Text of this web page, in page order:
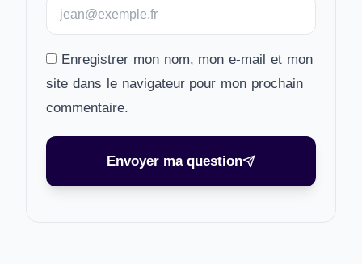
Enregistrer mon nom, mon e-mail et mon
site dans le navigateur pour mon prochain
commentaire.
Envoyer ma question